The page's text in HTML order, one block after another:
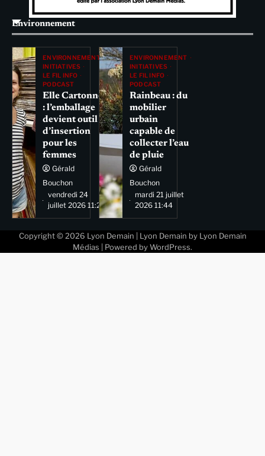
Environnement
ENVIRONNEMENT
INITIATIVES
LE FIL INFO
PODCAST
Elle Cartonne
: l’emballage
devient outil
d’insertion
pour les
femmes
Gérald
Bouchon
vendredi 24
juillet 2026 11:29
ENVIRONNEMENT
INITIATIVES
LE FIL INFO
PODCAST
Rainbeau : du
mobilier
urbain
capable de
collecter l’eau
de pluie
Gérald
Bouchon
mardi 21 juillet
2026 11:44
Copyright © 2026 Lyon Demain | Lyon Demain by Lyon Demain
Médias | Powered by WordPress.